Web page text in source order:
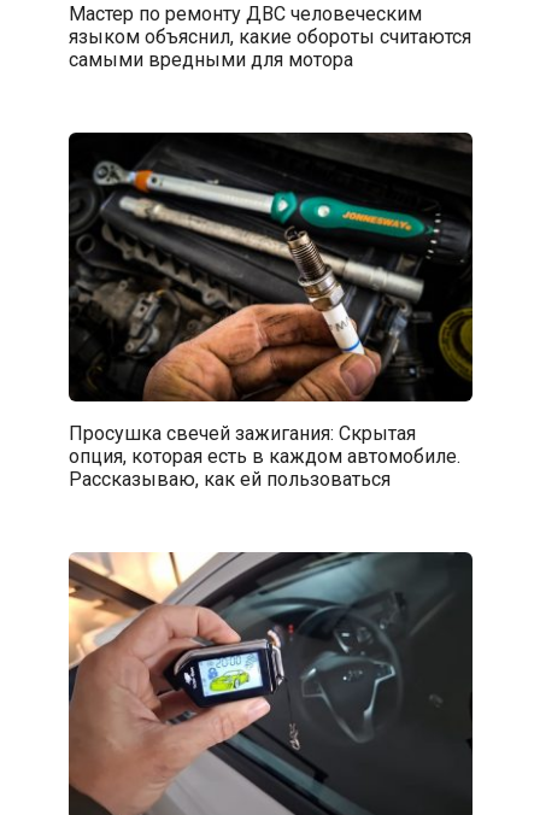
Мастер по ремонту ДВС человеческим
языком объяснил, какие обороты считаются
самыми вредными для мотора
Просушка свечей зажигания: Скрытая
опция, которая есть в каждом автомобиле.
Рассказываю, как ей пользоваться